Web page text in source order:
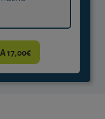
17,00€